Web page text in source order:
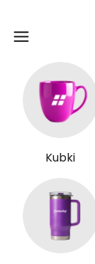
Kubki